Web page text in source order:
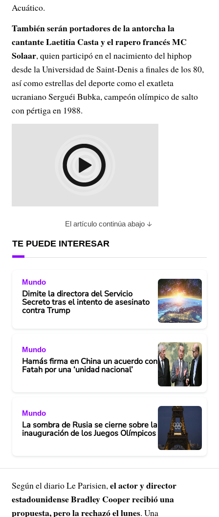
Acuático.
También serán portadores de la antorcha la
cantante Laetitia Casta y el rapero francés MC
Solaar, quien participó en el nacimiento del hiphop
desde la Universidad de Saint-Denis a finales de los 80,
así como estrellas del deporte como el exatleta
ucraniano Serguéi Bubka, campeón olímpico de salto
con pértiga en 1988.
El artículo continúa abajo
TE PUEDE INTERESAR
Mundo
Dimite la directora del Servicio
Secreto tras el intento de asesinato
contra Trump
Mundo
Hamás firma en China un acuerdo con
Fatah por una ‘unidad nacional’
Mundo
La sombra de Rusia se cierne sobre la
inauguración de los Juegos Olímpicos
Según el diario Le Parisien,el actor y director
estadounidense Bradley Cooper recibió una
propuesta, pero la rechazó el lunes. Una